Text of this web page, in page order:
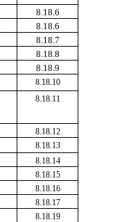
8.18.6
8.18.6
8.18.7
8.18.8
8.18.9
8.18.10
8.18.11
8.18.12
8.18.13
8.18.14
8.18.15
8.18.16
8.18.17
8.18.19